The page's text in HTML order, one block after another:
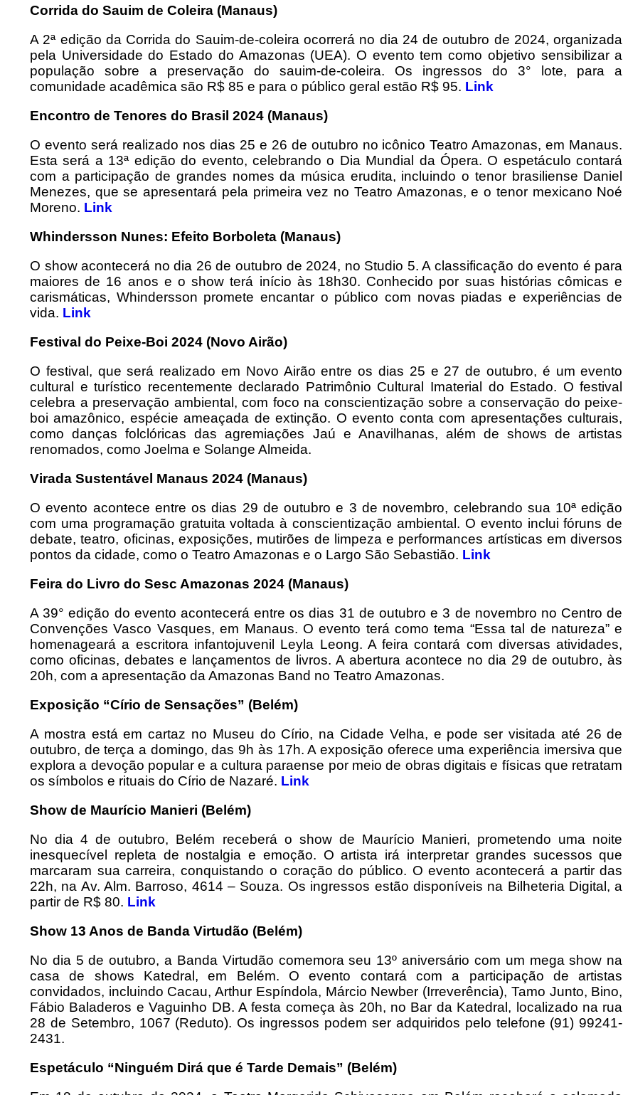
Corrida do Sauim de Coleira (Manaus)
A 2ª edição da Corrida do Sauim-de-coleira ocorrerá no dia 24 de outubro de 2024, organizada
pela Universidade do Estado do Amazonas (UEA). O evento tem como objetivo sensibilizar a
população sobre a preservação do sauim-de-coleira. Os ingressos do 3° lote, para a
comunidade acadêmica são R$ 85 e para o público geral estão R$ 95. Link
Encontro de Tenores do Brasil 2024 (Manaus)
O evento será realizado nos dias 25 e 26 de outubro no icônico Teatro Amazonas, em Manaus.
Esta será a 13ª edição do evento, celebrando o Dia Mundial da Ópera. O espetáculo contará
com a participação de grandes nomes da música erudita, incluindo o tenor brasiliense Daniel
Menezes, que se apresentará pela primeira vez no Teatro Amazonas, e o tenor mexicano Noé
Moreno. Link
Whindersson Nunes: Efeito Borboleta (Manaus)
O show acontecerá no dia 26 de outubro de 2024, no Studio 5. A classificação do evento é para
maiores de 16 anos e o show terá início às 18h30​. Conhecido por suas histórias cômicas e
carismáticas, Whindersson promete encantar o público com novas piadas e experiências de
vida. Link
Festival do Peixe-Boi 2024 (Novo Airão)
O festival, que será realizado em Novo Airão entre os dias 25 e 27 de outubro, é um evento
cultural e turístico recentemente declarado Patrimônio Cultural Imaterial do Estado. O festival
celebra a preservação ambiental, com foco na conscientização sobre a conservação do peixe-
boi amazônico, espécie ameaçada de extinção. O evento conta com apresentações culturais,
como danças folclóricas das agremiações Jaú e Anavilhanas, além de shows de artistas
renomados, como Joelma e Solange Almeida.​
Virada Sustentável Manaus 2024 (Manaus)
O evento acontece entre os dias 29 de outubro e 3 de novembro, celebrando sua 10ª edição
com uma programação gratuita voltada à conscientização ambiental. O evento inclui fóruns de
debate, teatro, oficinas, exposições, mutirões de limpeza e performances artísticas em diversos
pontos da cidade, como o Teatro Amazonas e o Largo São Sebastião. Link
Feira do Livro do Sesc Amazonas 2024 (Manaus)
A 39° edição do evento acontecerá entre os dias 31 de outubro e 3 de novembro no Centro de
Convenções Vasco Vasques, em Manaus. O evento terá como tema “Essa tal de natureza” e
homenageará a escritora infantojuvenil Leyla Leong. A feira contará com diversas atividades,
como oficinas, debates e lançamentos de livros. A abertura acontece no dia 29 de outubro, às
20h, com a apresentação da Amazonas Band no Teatro Amazonas.
Exposição “Círio de Sensações” (Belém)
A mostra está em cartaz no Museu do Círio, na Cidade Velha, e pode ser visitada até 26 de
outubro, de terça a domingo, das 9h às 17h. A exposição oferece uma experiência imersiva que
explora a devoção popular e a cultura paraense por meio de obras digitais e físicas que retratam
os símbolos e rituais do Círio de Nazaré. Link
Show de Maurício Manieri (Belém)
No dia 4 de outubro, Belém receberá o show de Maurício Manieri, prometendo uma noite
inesquecível repleta de nostalgia e emoção. O artista irá interpretar grandes sucessos que
marcaram sua carreira, conquistando o coração do público. O evento acontecerá a partir das
22h, na Av. Alm. Barroso, 4614 – Souza. Os ingressos estão disponíveis na Bilheteria Digital, a
partir de R$ 80. Link
Show 13 Anos de Banda Virtudão (Belém)
No dia 5 de outubro, a Banda Virtudão comemora seu 13º aniversário com um mega show na
casa de shows Katedral, em Belém. O evento contará com a participação de artistas
convidados, incluindo Cacau, Arthur Espíndola, Márcio Newber (Irreverência), Tamo Junto, Bino,
Fábio Baladeros e Vaguinho DB. A festa começa às 20h, no Bar da Katedral, localizado na rua
28 de Setembro, 1067 (Reduto). Os ingressos podem ser adquiridos pelo telefone (91) 99241-
2431.
Espetáculo “Ninguém Dirá que é Tarde Demais” (Belém)